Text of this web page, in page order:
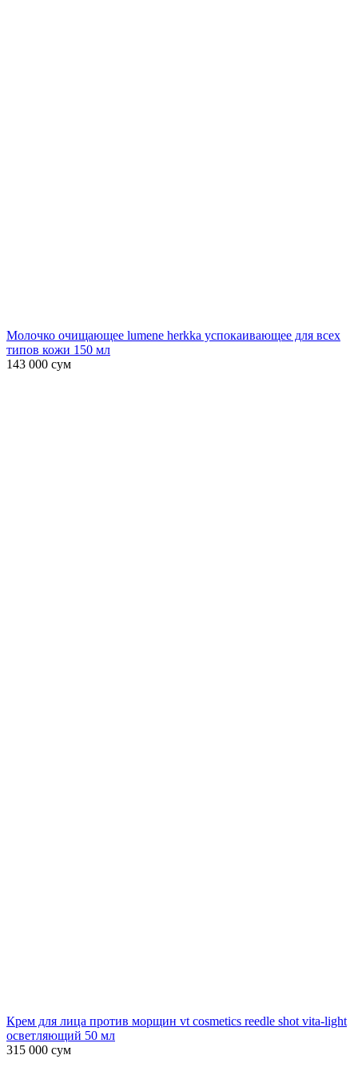
Молочко очищающее lumene herkka успокаивающее для всех
типов кожи 150 мл
143 000 сум
Крем для лица против морщин vt cosmetics reedle shot vita-light
осветляющий 50 мл
315 000 сум